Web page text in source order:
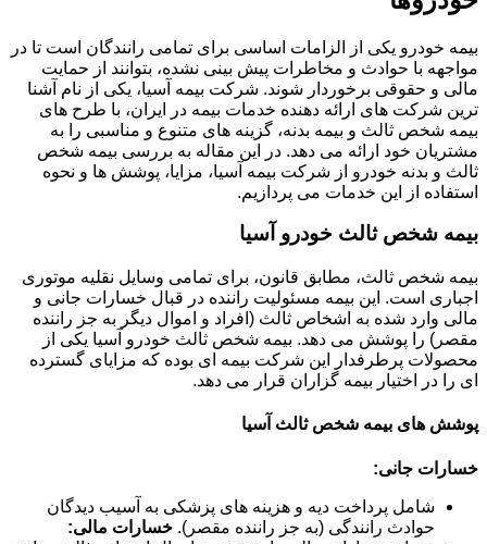
بیمه خودرو یکی از الزامات اساسی برای تمامی رانندگان است تا در
مواجهه با حوادث و مخاطرات پیش بینی نشده، بتوانند از حمایت
مالی و حقوقی برخوردار شوند. شرکت بیمه آسیا، یکی از نام آشنا
ترین شرکت های ارائه دهنده خدمات بیمه در ایران، با طرح های
بیمه شخص ثالث و بیمه بدنه، گزینه های متنوع و مناسبی را به
مشتریان خود ارائه می دهد. در این مقاله به بررسی بیمه شخص
ثالث و بدنه خودرو از شرکت بیمه آسیا، مزایا، پوشش ها و نحوه
استفاده از این خدمات می پردازیم.
بیمه شخص ثالث خودرو آسیا
بیمه شخص ثالث، مطابق قانون، برای تمامی وسایل نقلیه موتوری
اجباری است. این بیمه مسئولیت راننده در قبال خسارات جانی و
مالی وارد شده به اشخاص ثالث (افراد و اموال دیگر به جز راننده
مقصر) را پوشش می دهد. بیمه شخص ثالث خودرو آسیا یکی از
محصولات پرطرفدار این شرکت بیمه ای بوده که مزایای گسترده
ای را در اختیار بیمه گزاران قرار می دهد.
پوشش های بیمه شخص ثالث آسیا
خسارات جانی:
شامل پرداخت دیه و هزینه های پزشکی به آسیب دیدگان
حوادث رانندگی (به جز راننده مقصر). خسارات مالی: